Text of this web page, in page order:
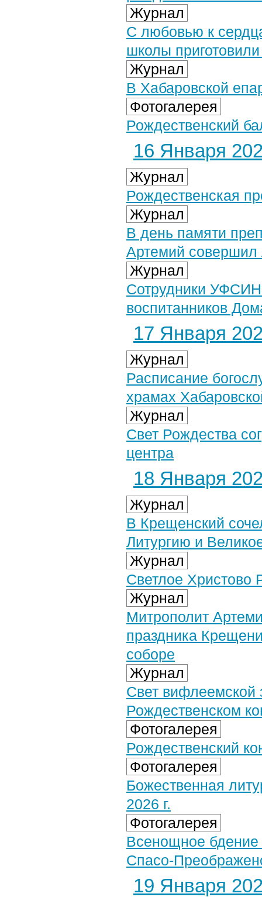
Журнал
С любовью к
школы
Журнал
В Хабаровской
Фотогалерея
Рождественский
16 Января
Журнал
Рождественская
Журнал
В день памяти
Артемий совершил
Журнал
Сотрудники УФСИН
воспитанников
17 Января
Журнал
Расписание
храмах
Журнал
Свет Рождества
центра
18 Января
Журнал
В Крещенский
Литургию и
Журнал
Светлое Христово
Журнал
Митрополит
праздника
соборе
Журнал
Свет вифлеемской
Рождественском
Фотогалерея
Рождественский
Фотогалерея
Божественная
2026 г.
Фотогалерея
Всенощное бдение
Спасо-
19 Января